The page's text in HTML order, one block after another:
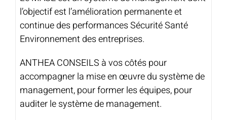
l’objectif est l’amélioration permanente et
continue des performances Sécurité Santé
Environnement des entreprises.
ANTHEA CONSEILS à vos côtés pour
accompagner la mise en œuvre du système de
management, pour former les équipes, pour
auditer le système de management.